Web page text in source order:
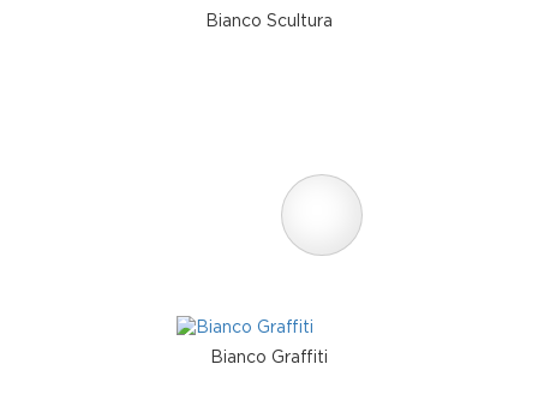
Bianco Scultura
Bianco Graffiti